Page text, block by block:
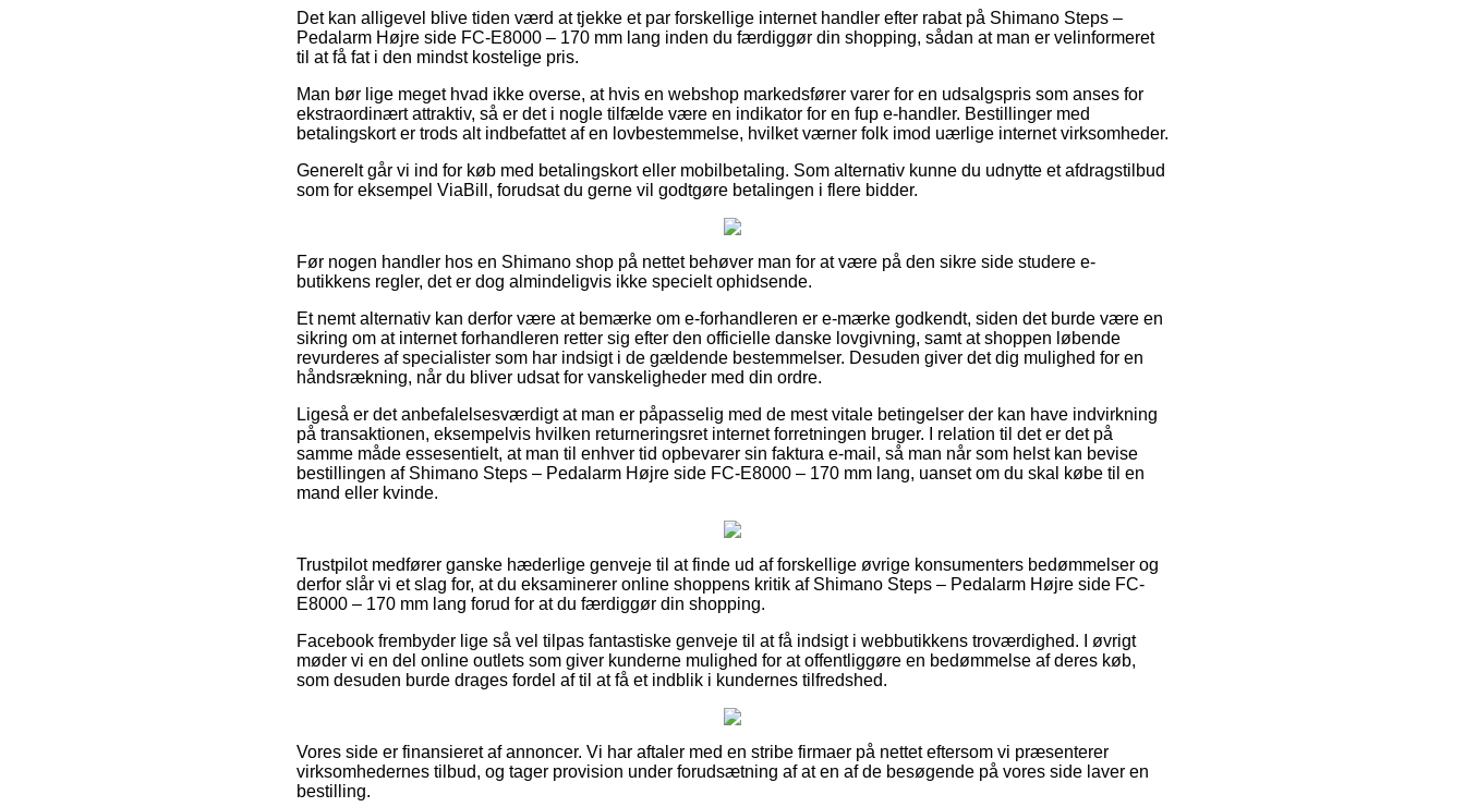
Det kan alligevel blive tiden værd at tjekke et par forskellige internet handler efter rabat på Shimano Steps –
Pedalarm Højre side FC-E8000 – 170 mm lang inden du færdiggør din shopping, sådan at man er velinformeret
til at få fat i den mindst kostelige pris.
Man bør lige meget hvad ikke overse, at hvis en webshop markedsfører varer for en udsalgspris som anses for
ekstraordinært attraktiv, så er det i nogle tilfælde være en indikator for en fup e-handler. Bestillinger med
betalingskort er trods alt indbefattet af en lovbestemmelse, hvilket værner folk imod uærlige internet virksomheder.
Generelt går vi ind for køb med betalingskort eller mobilbetaling. Som alternativ kunne du udnytte et afdragstilbud
som for eksempel ViaBill, forudsat du gerne vil godtgøre betalingen i flere bidder.
Før nogen handler hos en Shimano shop på nettet behøver man for at være på den sikre side studere e-
butikkens regler, det er dog almindeligvis ikke specielt ophidsende.
Et nemt alternativ kan derfor være at bemærke om e-forhandleren er e-mærke godkendt, siden det burde være en
sikring om at internet forhandleren retter sig efter den officielle danske lovgivning, samt at shoppen løbende
revurderes af specialister som har indsigt i de gældende bestemmelser. Desuden giver det dig mulighed for en
håndsrækning, når du bliver udsat for vanskeligheder med din ordre.
Ligeså er det anbefalelsesværdigt at man er påpasselig med de mest vitale betingelser der kan have indvirkning
på transaktionen, eksempelvis hvilken returneringsret internet forretningen bruger. I relation til det er det på
samme måde essesentielt, at man til enhver tid opbevarer sin faktura e-mail, så man når som helst kan bevise
bestillingen af Shimano Steps – Pedalarm Højre side FC-E8000 – 170 mm lang, uanset om du skal købe til en
mand eller kvinde.
Trustpilot medfører ganske hæderlige genveje til at finde ud af forskellige øvrige konsumenters bedømmelser og
derfor slår vi et slag for, at du eksaminerer online shoppens kritik af Shimano Steps – Pedalarm Højre side FC-
E8000 – 170 mm lang forud for at du færdiggør din shopping.
Facebook frembyder lige så vel tilpas fantastiske genveje til at få indsigt i webbutikkens troværdighed. I øvrigt
møder vi en del online outlets som giver kunderne mulighed for at offentliggøre en bedømmelse af deres køb,
som desuden burde drages fordel af til at få et indblik i kundernes tilfredshed.
Vores side er finansieret af annoncer. Vi har aftaler med en stribe firmaer på nettet eftersom vi præsenterer
virksomhedernes tilbud, og tager provision under forudsætning af at en af de besøgende på vores side laver en
bestilling.